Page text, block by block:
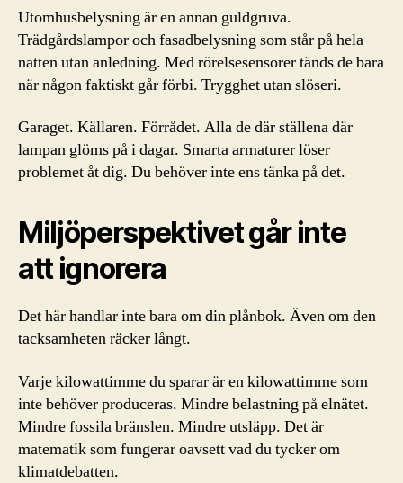
Utomhusbelysning är en annan guldgruva.
Trädgårdslampor och fasadbelysning som står på hela
natten utan anledning. Med rörelsesensorer tänds de bara
när någon faktiskt går förbi. Trygghet utan slöseri.
Garaget. Källaren. Förrådet. Alla de där ställena där
lampan glöms på i dagar. Smarta armaturer löser
problemet åt dig. Du behöver inte ens tänka på det.
Miljöperspektivet går inte
att ignorera
Det här handlar inte bara om din plånbok. Även om den
tacksamheten räcker långt.
Varje kilowattimme du sparar är en kilowattimme som
inte behöver produceras. Mindre belastning på elnätet.
Mindre fossila bränslen. Mindre utsläpp. Det är
matematik som fungerar oavsett vad du tycker om
klimatdebatten.